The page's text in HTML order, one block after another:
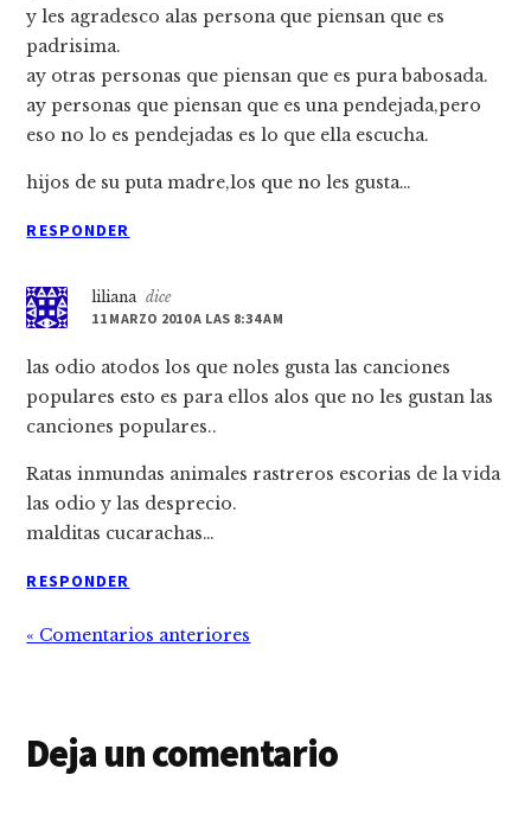
y les agradesco alas persona que piensan que es
padrisima.
ay otras personas que piensan que es pura babosada.
ay personas que piensan que es una pendejada,pero
eso no lo es pendejadas es lo que ella escucha.
hijos de su puta madre,los que no les gusta…
RESPONDER
liliana dice
11 MARZO 2010 A LAS 8:34 AM
las odio atodos los que noles gusta las canciones
populares esto es para ellos alos que no les gustan las
canciones populares..
Ratas inmundas animales rastreros escorias de la vida
las odio y las desprecio.
malditas cucarachas…
RESPONDER
« Comentarios anteriores
Deja un comentario